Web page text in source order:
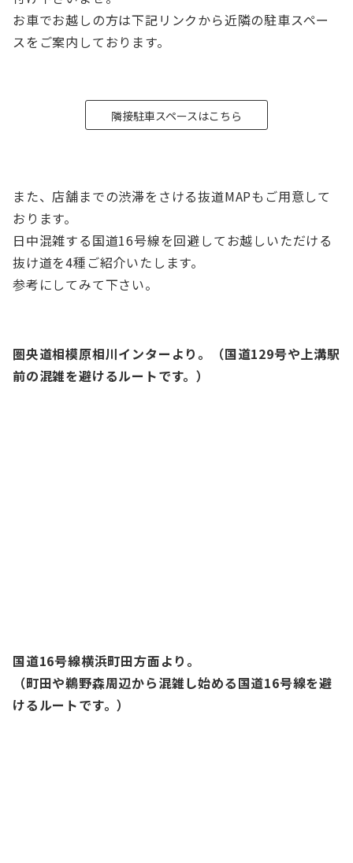
お車でお越しの方は下記リンクから近隣の駐車スペー
スをご案内しております。
隣接駐車スペースはこちら
また、店舗までの渋滞をさける抜道MAPもご用意して
おります。
日中混雑する国道16号線を回避してお越しいただける
抜け道を4種ご紹介いたします。
参考にしてみて下さい。
圏央道相模原相川インターより。（国道129号や上溝駅
前の混雑を避けるルートです。）
国道16号線横浜町田方面より。
（町田や鵜野森周辺から混雑し始める国道16号線を避
けるルートです。）